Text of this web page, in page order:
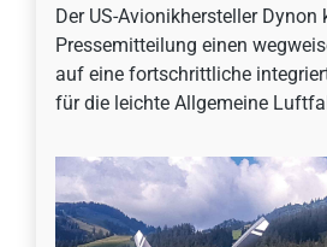
Der US-Avionikhersteller Dynon
Pressemitteilung einen
auf eine fortschrittliche
für die leichte Allgemeine